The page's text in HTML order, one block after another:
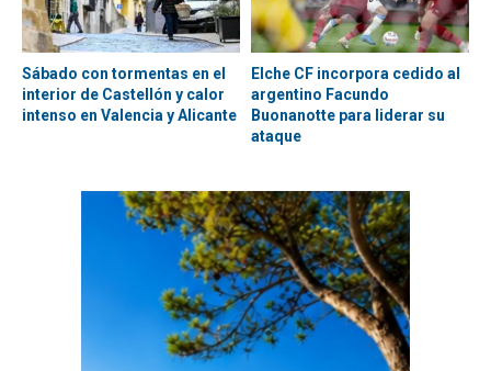
Sábado con tormentas en el
interior de Castellón y calor
intenso en Valencia y Alicante
Elche CF incorpora cedido al
argentino Facundo
Buonanotte para liderar su
ataque